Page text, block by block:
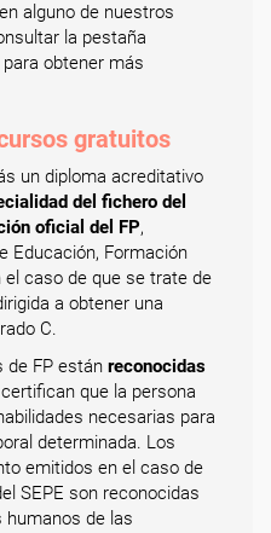
alguno de nuestros
la pestaña
obtener más
gratuitos
un diploma acreditativo
del fichero del
oficial del FP,
Educación, Formación
el caso de que se trate de
a obtener una
C.
de FP están reconocidas
que la persona
necesarias para
determinada. Los
emitidos en el caso de
SEPE son reconocidas
humanos de las